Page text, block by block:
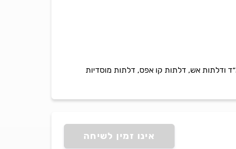
ודלתות אש, דלתות קו אפס, דלתות מוסדיות
אינו זמין לשיחה